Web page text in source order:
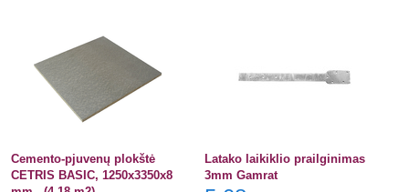
Cemento-pjuvenų plokštė
CETRIS BASIC, 1250x3350x8
Latako laikiklio prailginimas
3mm Gamrat